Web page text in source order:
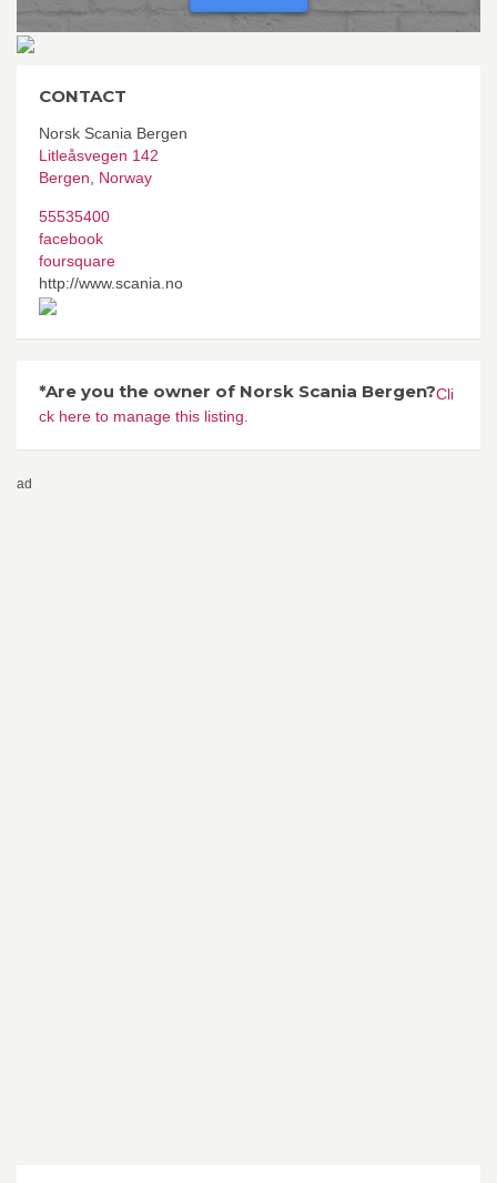
CONTACT
Norsk Scania Bergen
Litleåsvegen 142
Bergen
Norway
55535400
facebook
foursquare
http://www.scania.no
*Are you the owner of Norsk Scania Bergen?Cli
ck here to manage this listing.
ad